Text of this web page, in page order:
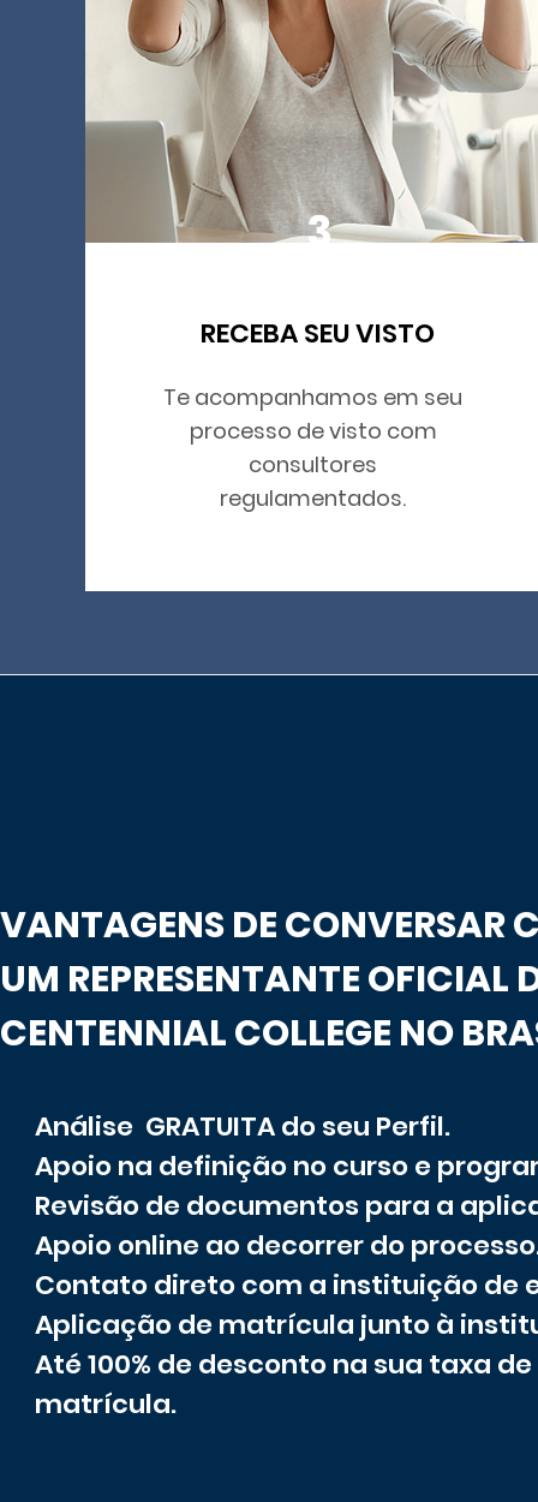
3
RECEBA SEU VISTO
Te acompanhamos em seu
processo de visto com
consultores
regulamentados.
VANTAGENS DE CONVERSAR
UM REPRESENTANTE OFICIAL
CENTENNIAL COLLEGE NO
Análise GRATUITA do seu Perfil.
Apoio na definição no curso e
Revisão de documentos para a
Apoio online ao decorrer do
Contato direto com a instituição de
Aplicação de matrícula junto à
Até 100% de desconto na sua taxa de
matrícula.